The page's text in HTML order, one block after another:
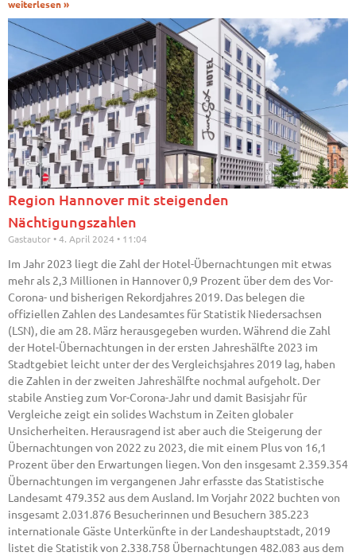
weiterlesen »
Region Hannover mit steigenden
Nächtigungszahlen
Gastautor 4. April 2024 11:04
Im Jahr 2023 liegt die Zahl der Hotel-Übernachtungen mit etwas
mehr als 2,3 Millionen in Hannover 0,9 Prozent über dem des Vor-
Corona- und bisherigen Rekordjahres 2019. Das belegen die
offiziellen Zahlen des Landesamtes für Statistik Niedersachsen
(LSN), die am 28. März herausgegeben wurden. Während die Zahl
der Hotel-Übernachtungen in der ersten Jahreshälfte 2023 im
Stadtgebiet leicht unter der des Vergleichsjahres 2019 lag, haben
die Zahlen in der zweiten Jahreshälfte nochmal aufgeholt. Der
stabile Anstieg zum Vor-Corona-Jahr und damit Basisjahr für
Vergleiche zeigt ein solides Wachstum in Zeiten globaler
Unsicherheiten. Herausragend ist aber auch die Steigerung der
Übernachtungen von 2022 zu 2023, die mit einem Plus von 16,1
Prozent über den Erwartungen liegen. Von den insgesamt 2.359.354
Übernachtungen im vergangenen Jahr erfasste das Statistische
Landesamt 479.352 aus dem Ausland. Im Vorjahr 2022 buchten von
insgesamt 2.031.876 Besucherinnen und Besuchern 385.223
internationale Gäste Unterkünfte in der Landeshauptstadt, 2019
listet die Statistik von 2.338.758 Übernachtungen 482.083 aus dem